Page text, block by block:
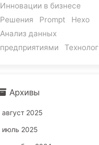
Инновации в бизнесе
Решения
Prompt
Hexo
Анализ данных
предприятиями
Архивы
август 2025
июль 2025